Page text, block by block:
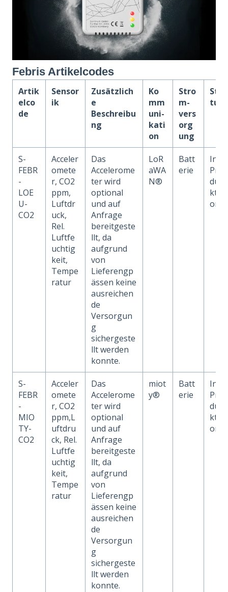
Febris Artikelcodes
Artik
elco
de
Sensor
ik
Zusätzlich
e
Beschreibu
ng
Ko
mm
uni-
kati
on
Stro
m-
vers
org
ung
Sta
tus
S-
FEBR
-
LOE
U-
CO2
Acceler
omete
r, CO2
ppm,
Luftdr
uck,
Rel.
Luftfe
uchtig
keit,
Tempe
ratur
Das
Accelerome
ter wird
optional
und auf
Anfrage
bereitgeste
llt, da
aufgrund
von
Lieferengp
ässen keine
ausreichen
de
Versorgun
g
sichergeste
llt werden
konnte.
LoR
aWA
N®
Batt
erie
In
Pro
du
kti
on
S-
FEBR
-
MIO
TY-
CO2
Acceler
omete
r, CO2
ppm,L
uftdru
ck, Rel.
Luftfe
uchtig
keit,
Tempe
ratur
Das
Accelerome
ter wird
optional
und auf
Anfrage
bereitgeste
llt, da
aufgrund
von
Lieferengp
ässen keine
ausreichen
de
Versorgun
g
sichergeste
llt werden
konnte.
miot
y®
Batt
erie
In
Pro
du
kti
on